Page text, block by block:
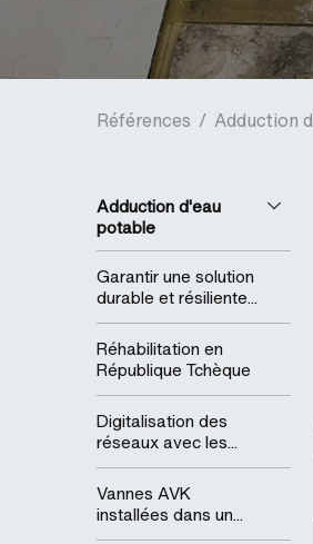
Références / Adduction
Adduction d'eau
potable
Garantir une solution
durable et résiliente...
Réhabilitation en
République Tchèque
Digitalisation des
réseaux avec les...
Vannes AVK
installées dans un...